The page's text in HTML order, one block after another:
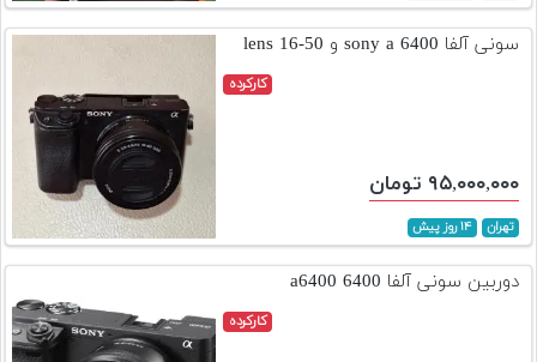
سونی آلفا sony a 6400 و lens 16-50
کارکرده
۹۵,۰۰۰,۰۰۰ تومان
تهران ۱۴ روز پیش
دوربین سونی آلفا 6400 a6400
کارکرده